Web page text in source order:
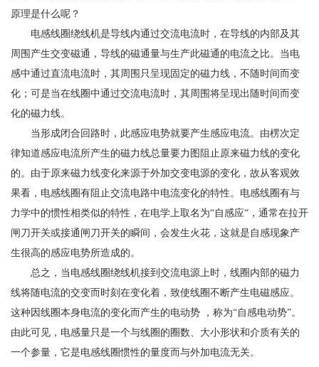
原理是什么呢？
电感线圈绕线机是导线内通过交流电流时，在导线的内部及其
周围产生交变磁通，导线的磁通量与生产此磁通的电流之比。当电
感中通过直流电流时，其周围只呈现固定的磁力线，不随时间而变
化；可是当在线圈中通过交流电流时，其周围将呈现出随时间而变
化的磁力线。
当形成闭合回路时，此感应电势就要产生感应电流。由楞次定
律知道感应电流所产生的磁力线总量要力图阻止原来磁力线的变化
的。由于原来磁力线变化来源于外加交变电源的变化，故从客观效
果看，电感线圈有阻止交流电路中电流变化的特性。电感线圈有与
力学中的惯性相类似的特性，在电学上取名为“自感应“，通常在拉开
闸刀开关或接通闸刀开关的瞬间，会发生火花，这就是自感现象产
生很高的感应电势所造成的。
总之，当电感线圈绕线机接到交流电源上时，线圈内部的磁力
线将随电流的交变而时刻在变化着，致使线圈不断产生电磁感应。
这种因线圈本身电流的变化而产生的电动势 ，称为“自感电动势”。
由此可见，电感量只是一个与线圈的圈数、大小形状和介质有关的
一个参量，它是电感线圈惯性的量度而与外加电流无关。